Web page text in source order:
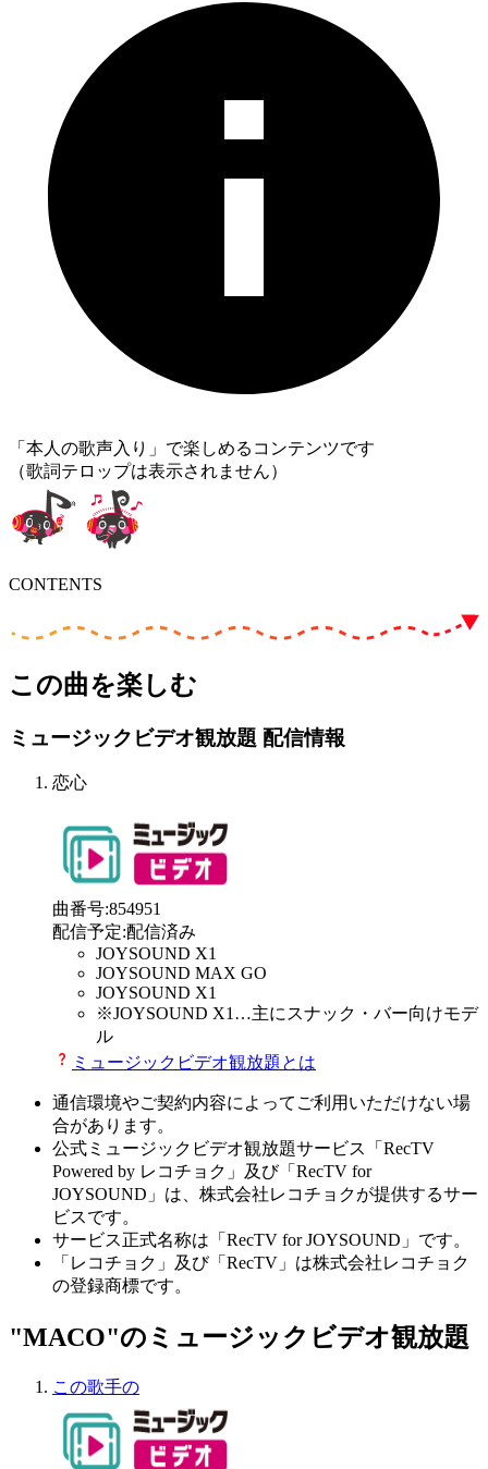
「本人の歌声入り」で楽しめるコンテンツです
（歌詞テロップは表示されません）
CONTENTS
この曲を楽しむ
ミュージックビデオ観放題 配信情報
恋心
曲番号:854951
配信予定:配信済み
JOYSOUND X1
JOYSOUND MAX GO
JOYSOUND X1
※JOYSOUND X1 …主にスナック・バー向けモデ
ル
ミュージックビデオ観放題とは
通信環境やご契約内容によってご利用いただけない場
合があります。
公式ミュージックビデオ観放題サービス「RecTV
Powered by レコチョク」及び「RecTV for
JOYSOUND」は、株式会社レコチョクが提供するサー
ビスです。
サービス正式名称は「RecTV for JOYSOUND」です。
「レコチョク」及び「RecTV」は株式会社レコチョク
の登録商標です。
"MACO"のミュージックビデオ観放題
この歌手の